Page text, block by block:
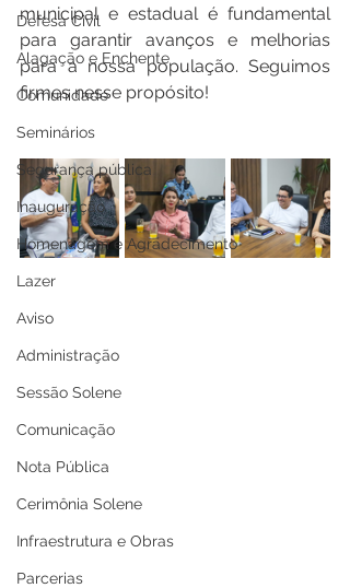
Defesa Civil
Alagação e Enchente
Comunidade
Seminários
Segurança pública
Inauguração
Homenagem e Agradecimento
Lazer
Aviso
Administração
Sessão Solene
Comunicação
Nota Pública
Cerimônia Solene
Infraestrutura e Obras
Parcerias
municipal e estadual é fundamental
para garantir avanços e melhorias
para a nossa população. Seguimos
firmes nesse propósito!